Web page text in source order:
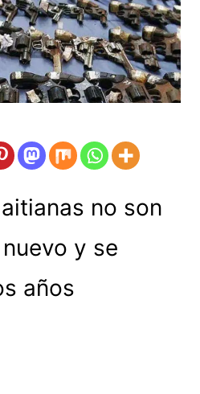
no son
y se
años